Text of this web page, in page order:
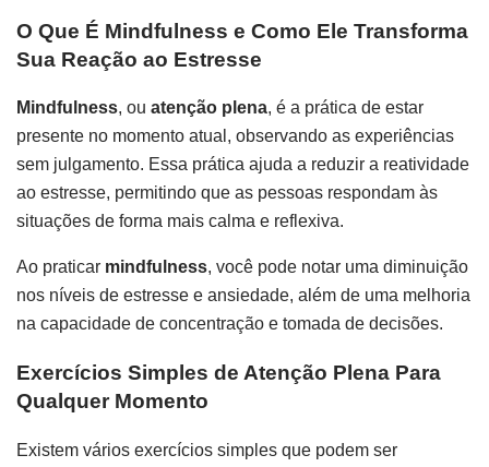
O Que É Mindfulness e Como Ele Transforma
Sua Reação ao Estresse
Mindfulness, ou atenção plena, é a prática de estar
presente no momento atual, observando as experiências
sem julgamento. Essa prática ajuda a reduzir a reatividade
ao estresse, permitindo que as pessoas respondam às
situações de forma mais calma e reflexiva.
Ao praticar mindfulness, você pode notar uma diminuição
nos níveis de estresse e ansiedade, além de uma melhoria
na capacidade de concentração e tomada de decisões.
Exercícios Simples de Atenção Plena Para
Qualquer Momento
Existem vários exercícios simples que podem ser